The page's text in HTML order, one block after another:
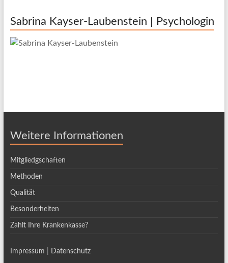
Sabrina Kayser-Laubenstein | Psychologin
Weitere Informationen
Mitgliedgschaften
Methoden
Qualität
Besonderheiten
Zahlt Ihre Krankenkasse?
Impressum Datenschutz